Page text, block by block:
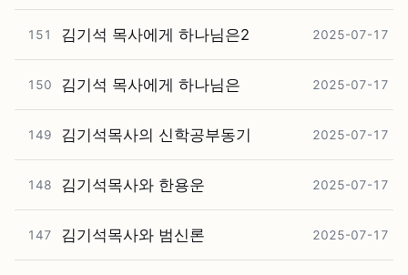
151 김기석 목사에게 하나님은2 2025-07-17
150 김기석 목사에게 하나님은 2025-07-17
149 김기석목사의 신학공부동기 2025-07-17
148 김기석목사와 한용운 2025-07-17
147 김기석목사와 범신론 2025-07-17